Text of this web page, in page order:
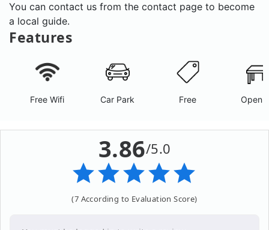
You can contact us from the contact page to become
a local guide.
Features
Free Wifi Car Park Free Open
3.86/5.0
(7 According to Evaluation Score)